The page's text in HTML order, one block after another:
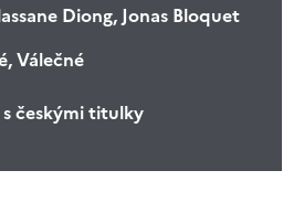
Diong, Jonas Bloquet
Válečné
českými titulky